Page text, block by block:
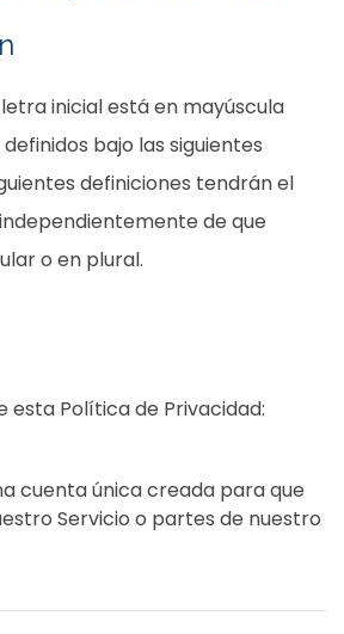
inicial está en mayúscula
bajo las siguientes
definiciones tendrán el
de que
o en plural.
esta Política de Privacidad:
cuenta única creada para que
Servicio o partes de nuestro